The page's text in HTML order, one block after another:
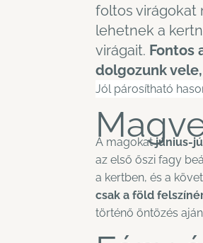
foltos virágokat
lehetnek a
virágait. Fontos
dolgozunk
Jól párosítható
A magokatjúnius-
az első őszi fagy
a kertben, és a
csak a föld
történő öntözés